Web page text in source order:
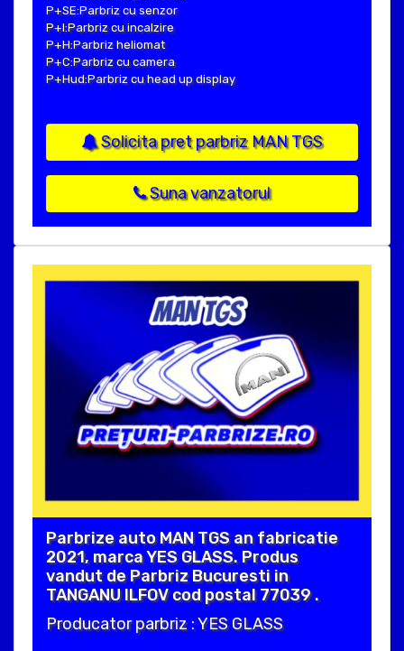
P+SE:Parbriz cu senzor
P+I:Parbriz cu incalzire
P+H:Parbriz heliomat
P+C:Parbriz cu camera
P+Hud:Parbriz cu head up display
Solicita pret parbriz MAN TGS
Suna vanzatorul
Parbrize auto MAN TGS an fabricatie
2021, marca YES GLASS. Produs
vandut de Parbriz Bucuresti in
TANGANU ILFOV cod postal 77039 .
Producator parbriz : YES GLASS